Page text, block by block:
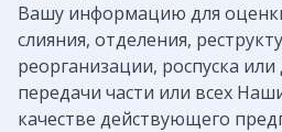
Вашу информацию для
слияния, отделения,
реорганизации, роспуска
передачи части или всех
качестве действующего